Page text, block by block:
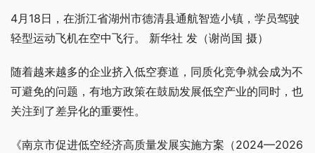
4月18日，在浙江省湖州市德清县通航智造小镇，学员驾驶
轻型运动飞机在空中飞行。 新华社 发（谢尚国 摄）
随着越来越多的企业挤入低空赛道，同质化竞争就会成为不
可避免的问题，有地方政策在鼓励发展低空产业的同时，也
关注到了差异化的重要性。
《南京市促进低空经济高质量发展实施方案（2024—2026